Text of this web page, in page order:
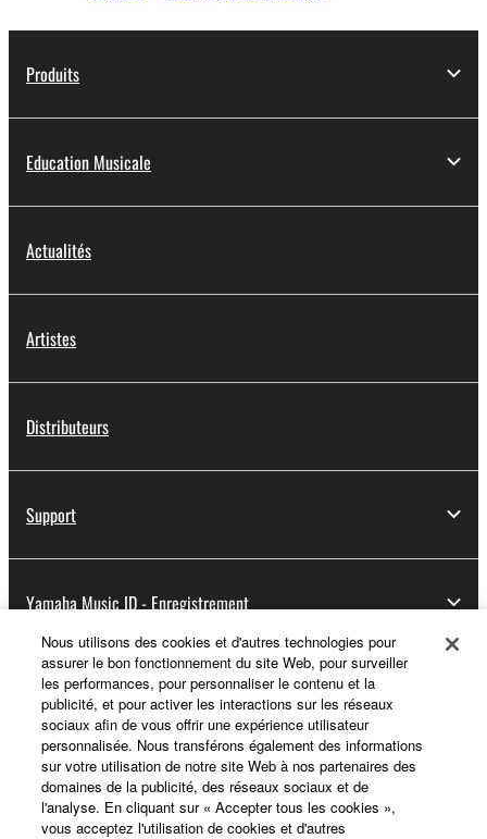
Produits
Education Musicale
Actualités
Artistes
Distributeurs
Support
Yamaha Music ID - Enregistrement
A propos de Yamaha
France - French
Professionnel
Nous utilisons des cookies et d'autres technologies pour
assurer le bon fonctionnement du site Web, pour surveiller
les performances, pour personnaliser le contenu et la
publicité, et pour activer les interactions sur les réseaux
sociaux afin de vous offrir une expérience utilisateur
personnalisée. Nous transférons également des informations
sur votre utilisation de notre site Web à nos partenaires des
domaines de la publicité, des réseaux sociaux et de
l'analyse. En cliquant sur « Accepter tous les cookies »,
vous acceptez l'utilisation de cookies et d'autres